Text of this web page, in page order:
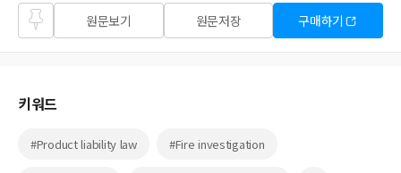
즐겨
찾기
원문보기 원문저장 구매하기
키워드
#Product liability law #Fire investigation